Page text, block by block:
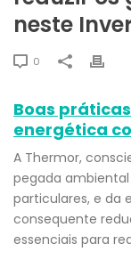
neste
0
Boas
energética
A Thermor,
pegada
particulares, e da
consequente
essenciais para